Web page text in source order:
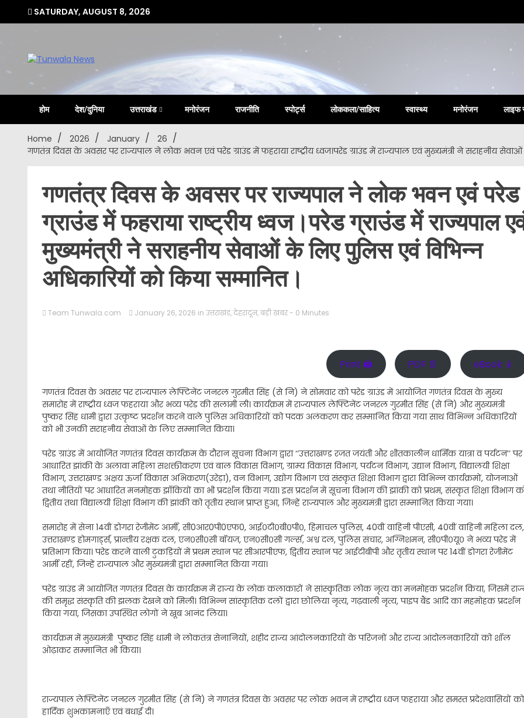
SATURDAY, AUGUST 8, 2026
Tunwala
Uttarakhand Hindi News Portal
होम देश/दुनिया उत्तराखंड मनोरंजन राजनीति स्पोर्ट्स लोककला/साहित्य स्वास्थ्य मनोरंजन लाइफ
Home 2026 January
26
गणतंत्र दिवस के अवसर पर राज्यपाल ने लोक भवन एवं परेड ग्राउंड में फहराया राष्ट्रीय ध्वज।परेड ग्राउंड में राज्यपाल एवं मुख्यमंत्री ने सराहनीय
गणतंत्र दिवस के अवसर पर राज्यपाल ने लोक भवन एवं परेड
ग्राउंड में फहराया राष्ट्रीय ध्वज।परेड ग्राउंड में राज्यपाल
मुख्यमंत्री ने सराहनीय सेवाओं के लिए पुलिस एवं विभिन्न
अधिकारियों को किया सम्मानित।
Team Tunwala.com January 26, 2026 in उत्तराखंड,देहरादून,बड़ी खबर - 0 Minutes
Print 🖨 PDF 📄 eBook 📱
गणतंत्र दिवस के अवसर पर राज्यपाल लेफ्टिनेंट जनरल गुरमीत सिंह (से नि) ने सोमवार को परेड ग्राउंड में आयोजित गणतंत्र दिवस के मुख्य
समारोह में राष्ट्रीय ध्वज फहराया और भव्य परेड की सलामी ली। कार्यक्रम में राज्यपाल लेफ्टिनेंट जनरल गुरमीत सिंह (से नि) और मुख्यमंत्री
पुष्कर सिंह धामी द्वारा उत्कृष्ट प्रदर्शन करने वाले पुलिस अधिकारियों को पदक अलंकरण कर सम्मानित किया गया साथ विभिन्न अधिकारियों
को भी उनकी सराहनीय सेवाओं के लिए सम्मानित किया।
परेड ग्राउंड में आयोजित गणतंत्र दिवस कार्यक्रम के दौरान सूचना विभाग द्वारा ‘‘उत्तराखण्ड रजत जयंती और शीतकालीन धार्मिक यात्रा व पर्यटन’’ पर
आधारित झांकी के अलावा महिला सशक्तीकरण एवं बाल विकास विभाग, ग्राम्य विकास विभाग, पर्यटन विभाग, उद्यान विभाग, विद्यालयी शिक्षा
विभाग, उत्तराखण्ड अक्षय ऊर्जा विकास अभिकरण(उरेड़ा), वन विभाग, उद्योग विभाग एवं संस्कृत शिक्षा विभाग द्वारा विभिन्न कार्यक्रमों, योजनाओं
तथा नीतियों पर आधारित मनमोहक झाँकियों का भी प्रदर्शन किया गया। इस प्रदर्शन में सूचना विभाग की झांकी को प्रथम, संस्कृत शिक्षा विभाग
द्वितीय तथा विद्यालयी शिक्षा विभाग की झांकी को तृतीय स्थान प्राप्त हुआ, जिन्हें राज्यपाल और मुख्यमंत्री द्वारा सम्मानित किया गया।
समारोह में सेना 14वीं डोगरा रेजीमेंट आर्मी, सी0आर0पी0एफ0, आई०टी०बी०पी०, हिमाचल पुलिस, 40वीं वाहिनी पीएसी, 40वीं वाहिनी महिला दल,
उत्तराखण्ड होमगार्ड्स, प्रान्तीय रक्षक दल, एन०सी०सी बॉयज, एन०सी०सी गर्ल्स, अश्व दल, पुलिस संचार, अग्निशमन, सी०पी०यू० ने भव्य परेड में
प्रतिभाग किया। परेड करने वाली टुकड़ियों में प्रथम स्थान पर सीआरपीएफ, द्वितीय स्थान पर आईटीबीपी और तृतीय स्थान पर 14वीं डोगरा रेजीमेंट
आर्मी रहीं, जिन्हें राज्यपाल और मुख्यमंत्री द्वारा सम्मानित किया गया।
परेड ग्राउंड में आयोजित गणतंत्र दिवस के कार्यक्रम में राज्य के लोक कलाकारों ने सांस्कृृतिक लोक नृत्य का मनमोहक प्रदर्शन किया, जिसमें
की समृद्ध संस्कृति की झलक देखने को मिली। विभिन्न सांस्कृतिक दलों द्वारा छोलिया नृत्य, गढ़वाली नृत्य, पाइप बैंड आदि का महमोहक प्रदर्शन
किया गया, जिसका उपस्थित लोगों ने खूब आनंद लिया।
कार्यक्रम में मुख्यमंत्री पुष्कर सिंह धामी ने लोकतंत्र सेनानियों, शहीद राज्य आंदोलनकारियों के परिजनों और राज्य आंदोलनकारियों को शॉल
ओढ़ाकर सम्मानित भी किया।
राज्यपाल लेफ्टिनेंट जनरल गुरमीत सिंह (से नि) ने गणतंत्र दिवस के अवसर पर लोक भवन में राष्ट्रीय ध्वज फहराया और समस्त प्रदेशवासियों को
हार्दिक शुभकामनाएँ एवं बधाई दी।